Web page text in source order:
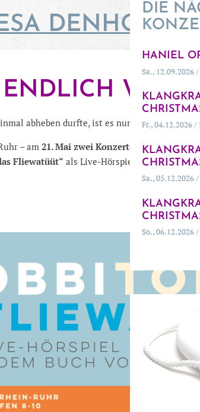
DENHOFF
ENDLICH
abheben durfte, ist es nun endlich wieder
– am 21. Mai zwei Konzerte um 15.00 Uhr
Fliewatüüt“ als Live-Hörspiel für
DIE
HANIEL
Sa., 12.09.2026
Fr., 04.12.2026
Sa., 05.12.2026
So., 06.12.2026